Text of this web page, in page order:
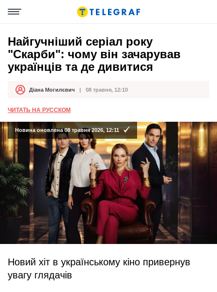
Найгучніший серіал року
"Скарби": чому він зачарував
українців та де дивитися
АвторДіана Могилєвич
Дата публікації 08 травня, 12:10
ЧИТАТЬ НА РУССКОМ
Новина оновлена 08 травня 2026, 12:11
Новий хіт в українському кіно привернув
увагу глядачів